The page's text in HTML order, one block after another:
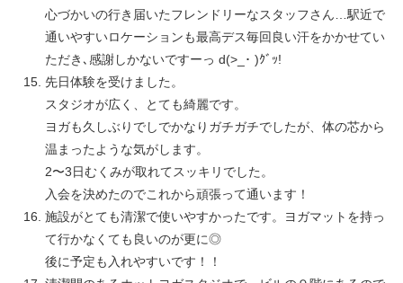
心づかいの行き届いたフレンドリーなスタッフさん…駅近で
通いやすいロケーションも最高デス毎回良い汗をかかせてい
ただき､感謝しかないですーっ d(>_･ )ｸﾞｯ!
先日体験を受けました。
スタジオが広く、とても綺麗です。
ヨガも久しぶりでしでかなりガチガチでしたが、体の芯から
温まったような気がします。
2〜3日むくみが取れてスッキリでした。
入会を決めたのでこれから頑張って通います！
施設がとても清潔で使いやすかったです。ヨガマットを持っ
て行かなくても良いのが更に◎
後に予定も入れやすいです！！